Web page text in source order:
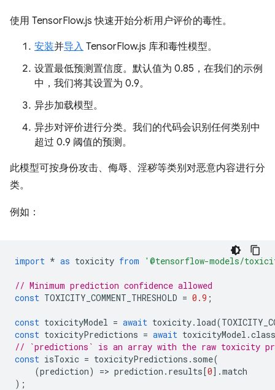
使用 TensorFlow.js 快速开始分析用户评价的毒性。
安装并导入 TensorFlow.js 库和毒性模型。
设置最低预测置信度。默认值为 0.85，在我们的示例
中，我们将其设置为 0.9。
异步加载模型。
异步对评价进行分类。我们的代码会识别任何类别中
超过 0.9 阈值的预测。
此模型可按身份攻击、侮辱、淫秽等类别对恶意内容进行分
类。
例如：
import * as toxicity from '@tensorflow-models/
// Minimum prediction confidence allowed
const TOXICITY_COMMENT_THRESHOLD = 0.9 ;
const toxicityModel = await toxicity. load(
const toxicityPredictions = await toxicityModel .
// `predictions` is an array with the raw toxicity
const isToxic = toxicityPredictions . some(
(prediction) => prediction . results[0].match
);